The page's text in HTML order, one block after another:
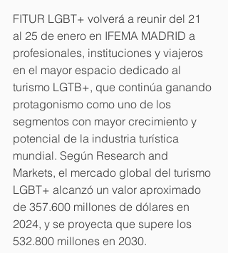
FITUR LGBT+ volverá a reunir del 21
al 25 de enero en IFEMA MADRID a
profesionales, instituciones y viajeros
en el mayor espacio dedicado al
turismo LGTB+, que continúa ganando
protagonismo como uno de los
segmentos con mayor crecimiento y
potencial de la industria turística
mundial. Según Research and
Markets, el mercado global del turismo
LGBT+ alcanzó un valor aproximado
de 357.600 millones de dólares en
2024, y se proyecta que supere los
532.800 millones en 2030.